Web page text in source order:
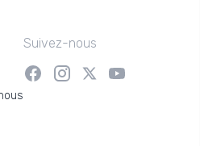
Suivez-nous